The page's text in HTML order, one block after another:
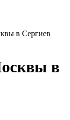
в Сергиев
в